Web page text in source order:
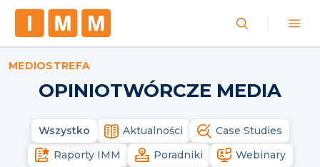
MEDIOSTREFA
OPINIOTWÓRCZE MEDIA
Wszystko Aktualności
Case Studies
Raporty IMM
Poradniki
Webinary